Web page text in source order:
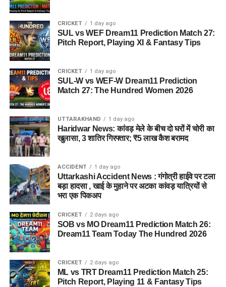
CRICKET 1 day ago
SUL vs WEF Dream11 Prediction Match 27:
Pitch Report, Playing XI & Fantasy Tips
CRICKET 1 day ago
SUL-W vs WEF-W Dream11 Prediction
Match 27: The Hundred Women 2026
UTTARAKHAND 1 day ago
Haridwar News: कांवड़ मेले के बीच दो घरों में चोरी का
खुलासा, 3 शातिर गिरफ्तार; ₹5 लाख कैश बरामद
ACCIDENT 1 day ago
Uttarkashi Accident News : गंगोत्री हाईवे पर टला
बड़ा हादसा , खाई के मुहाने पर अटका कांवड़ यात्रियों से
भरा एक पिकअप
CRICKET 2 days ago
SOB vs MO Dream11 Prediction Match 26:
Dream11 Team Today The Hundred 2026
CRICKET 2 days ago
ML vs TRT Dream11 Prediction Match 25:
Pitch Report, Playing 11 & Fantasy Tips